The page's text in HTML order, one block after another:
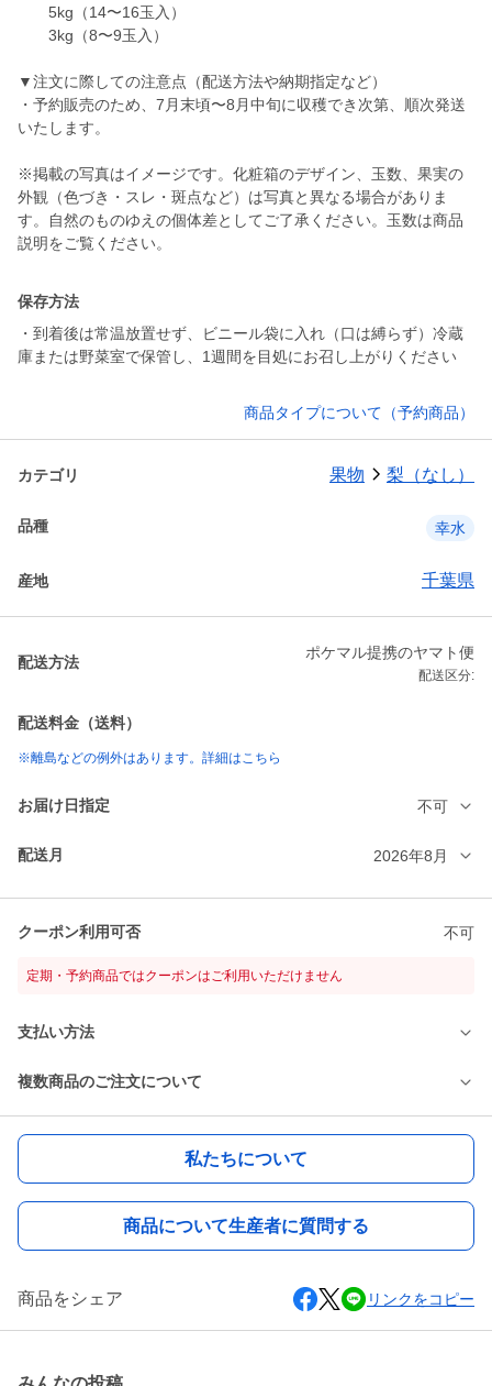
5kg（14〜16玉入）
3kg（8〜9玉入）
▼注文に際しての注意点（配送方法や納期指定など）
・予約販売のため、7月末頃〜8月中旬に収穫でき次第、順次発送
いたします。
※掲載の写真はイメージです。化粧箱のデザイン、玉数、果実の
外観（色づき・スレ・斑点など）は写真と異なる場合がありま
す。自然のものゆえの個体差としてご了承ください。玉数は商品
説明をご覧ください。
保存方法
・到着後は常温放置せず、ビニール袋に入れ（口は縛らず）冷蔵
庫または野菜室で保管し、1週間を目処にお召し上がりください
商品タイプについて（予約商品）
カテゴリ 果物 梨（なし）
品種 幸水
産地 千葉県
配送方法
ポケマル提携のヤマト便
配送区分:
配送料金（送料）
※離島などの例外はあります。詳細はこちら
お届け日指定 不可
配送月 2026年8月
クーポン利用可否 不可
定期・予約商品ではクーポンはご利用いただけません
支払い方法
複数商品のご注文について
私たちについて
商品について生産者に質問する
商品をシェア リンクをコピー